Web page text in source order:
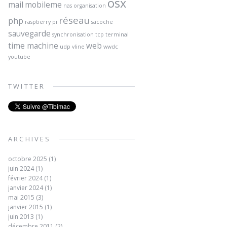
mail mobileme nas organisation
php raspberry pi réseau sacoche
sauvegarde synchronisation tcp terminal
time machine udp vline web wwdc
youtube
TWITTER
ARCHIVES
octobre 2025 (1)
juin 2024(1)
février 2024(1)
janvier 2024(1)
mai 2015 (3)
janvier 2015 (1)
juin 2013 (1)